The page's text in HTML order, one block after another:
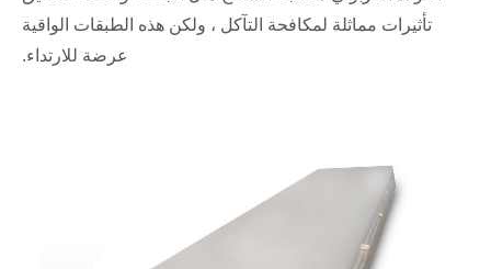
تأثيرات مماثلة لمكافحة التآكل ، ولكن هذه الطبقات الواقية
عرضة للارتداء.